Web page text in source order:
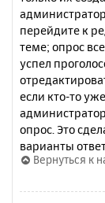
перейдите к
теме; опрос
успел
если кто-то
опрос. Это
варианты
Вернуться к